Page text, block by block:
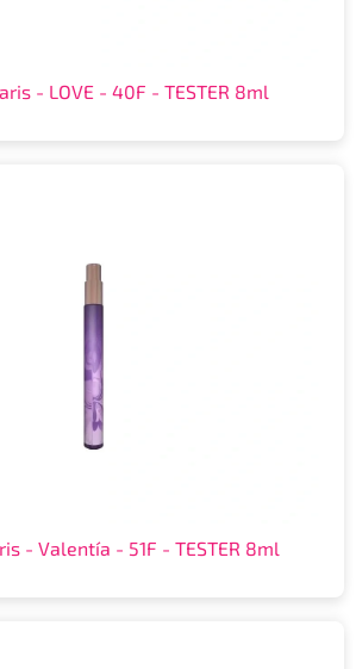
- LOVE - 40F - TESTER 8ml
- Valentía - 51F - TESTER 8ml